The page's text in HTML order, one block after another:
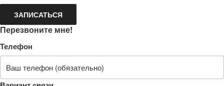
ЗАПИСАТЬСЯ
Перезвоните мне!
Телефон